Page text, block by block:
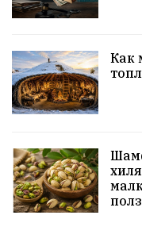
прозрачност
Родина енергия
закон съдебна
с.Неофит Рилски
нов завод Варна
Как